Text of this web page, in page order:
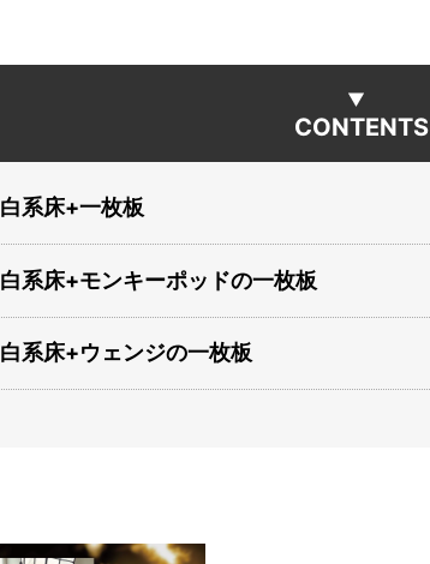
CONTENTS
白系床+一枚板
白系床+モンキーポッドの一枚板
白系床+ウェンジの一枚板